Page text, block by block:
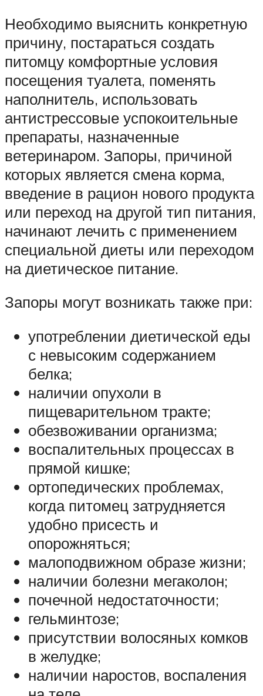
Необходимо выяснить конкретную
причину, постараться создать
питомцу комфортные условия
посещения туалета, поменять
наполнитель, использовать
антистрессовые успокоительные
препараты, назначенные
ветеринаром. Запоры, причиной
которых является смена корма,
введение в рацион нового продукта
или переход на другой тип питания,
начинают лечить с применением
специальной диеты или переходом
на диетическое питание.
Запоры могут возникать также при:
употреблении диетической еды
с невысоким содержанием
белка;
наличии опухоли в
пищеварительном тракте;
обезвоживании организма;
воспалительных процессах в
прямой кишке;
ортопедических проблемах,
когда питомец затрудняется
удобно присесть и
опорожняться;
малоподвижном образе жизни;
наличии болезни мегаколон;
почечной недостаточности;
гельминтозе;
присутствии волосяных комков
в желудке;
наличии наростов, воспаления